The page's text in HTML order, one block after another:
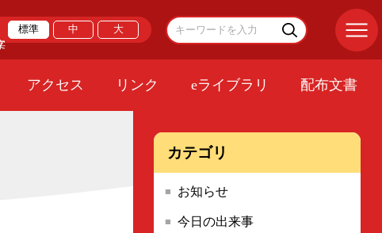
標準 中 大
アクセス リンク eライブラリ 配布文書
カテゴリ
お知らせ
今日の出来事